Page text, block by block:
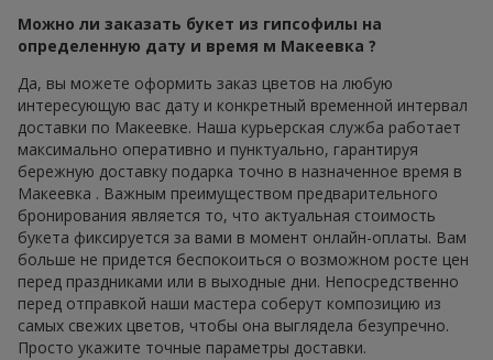
Можно ли заказать букет из гипсофилы на
определенную дату и время м Макеевка ?
Да, вы можете оформить заказ цветов на любую
интересующую вас дату и конкретный временной интервал
доставки по Макеевке. Наша курьерская служба работает
максимально оперативно и пунктуально, гарантируя
бережную доставку подарка точно в назначенное время в
Макеевка . Важным преимуществом предварительного
бронирования является то, что актуальная стоимость
букета фиксируется за вами в момент онлайн-оплаты. Вам
больше не придется беспокоиться о возможном росте цен
перед праздниками или в выходные дни. Непосредственно
перед отправкой наши мастера соберут композицию из
самых свежих цветов, чтобы она выглядела безупречно.
Просто укажите точные параметры доставки.